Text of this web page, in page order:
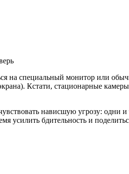
на специальный монитор или
Кстати, стационарные
нависшую угрозу: одни
усилить бдительность и